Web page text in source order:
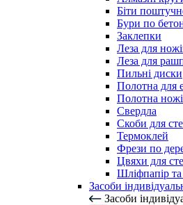
Біти
Бури по
Заклепки
Леза для
Леза для
Пильні диски
Полотна для
Полотна
Свердла
Скоби для
Термоклей
Фрези по
Цвяхи для
Шліфпапір
Засоби
Засоби